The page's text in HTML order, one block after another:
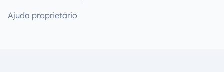
Ajuda proprietário